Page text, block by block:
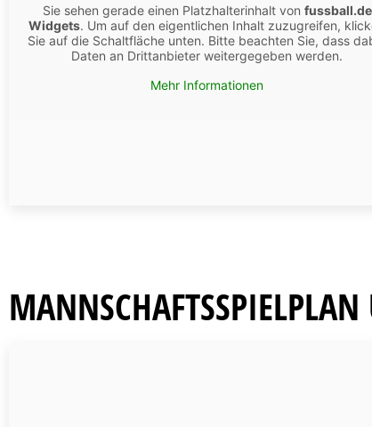
Sie sehen gerade einen Platzhalterinhalt von fussball.de
Widgets. Um auf den eigentlichen Inhalt zuzugreifen,
Sie auf die Schaltfläche unten. Bitte beachten Sie, dass
Daten an Drittanbieter weitergegeben werden.
Mehr Informationen